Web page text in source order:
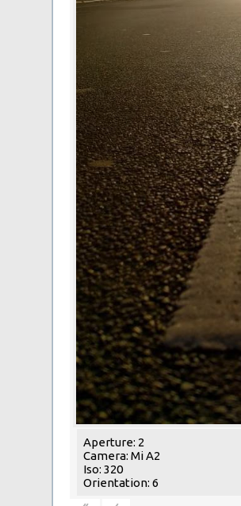
Aperture: 2
Camera: Mi A2
Iso: 320
Orientation: 6